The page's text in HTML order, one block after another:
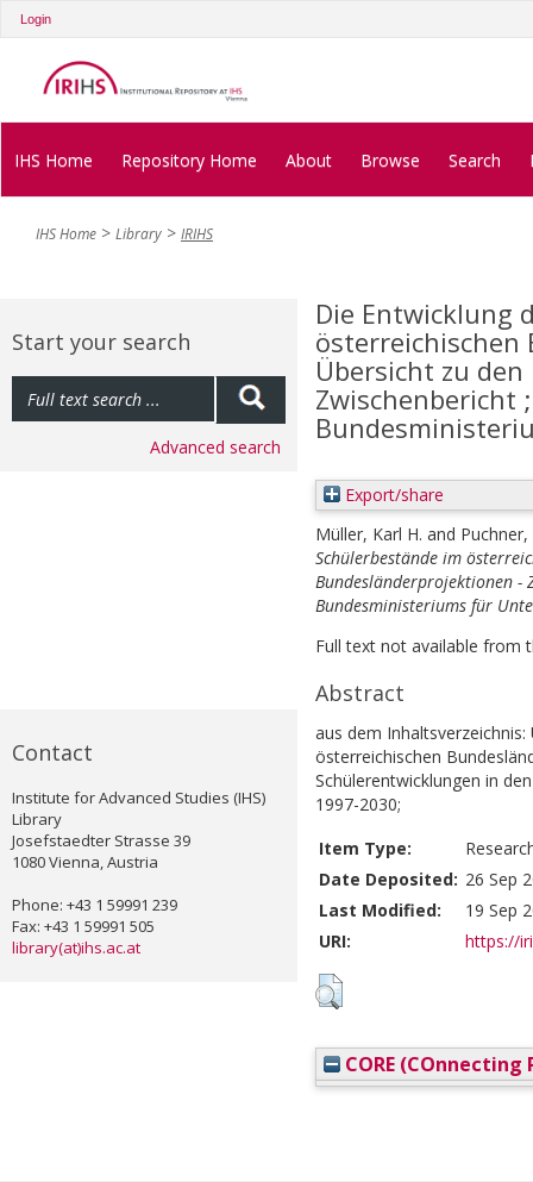
Login
IHS Home Repository Home About Browse Search
IHS Home Library IRIHS
Start your search
Advanced search
Contact
Institute for Advanced Studies (IHS)
Library
Josefstaedter Strasse 39
1080 Vienna, Austria
Phone: +43 1 59991 239
Fax: +43 1 59991 505
library(at)ihs.ac.at
Die Entwicklung
österreichischen
Übersicht zu
Zwischenbericht
Export/share
Müller, Karl H. and
Schülerbestände im
Bundesländerprojektionen -
Bundesministeriums für
Full text not available from
Abstract
aus dem
österreichischen
Schülerentwicklungen in
1997-2030;
Item Type:
Date Deposited: 26 Sep
Last Modified:
19 Sep
URI:
https://
CORE (COnnecting